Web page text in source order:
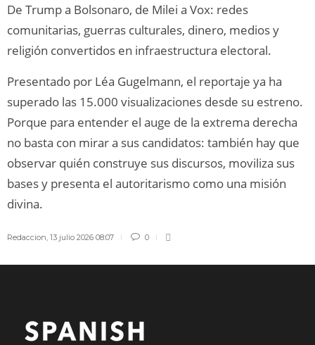
De Trump a Bolsonaro, de Milei a Vox: redes
comunitarias, guerras culturales, dinero, medios y
religión convertidos en infraestructura electoral.
Presentado por Léa Gugelmann, el reportaje ya ha
superado las 15.000 visualizaciones desde su estreno.
Porque para entender el auge de la extrema derecha
no basta con mirar a sus candidatos: también hay que
observar quién construye sus discursos, moviliza sus
bases y presenta el autoritarismo como una misión
divina.
Redaccion 13 julio 2026 08:07 0